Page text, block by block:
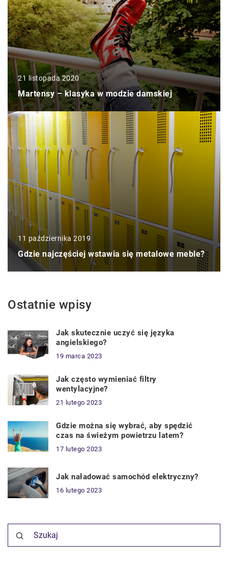
21 listopada 2020
Martensy – klasyka w modzie damskiej
11 października 2019
Gdzie najczęściej wstawia się metalowe meble?
Ostatnie wpisy
Jak skutecznie uczyć się języka
angielskiego?
19 marca 2023
Jak często wymieniać filtry
wentylacyjne?
21 lutego 2023
Gdzie można się wybrać, aby spędzić
czas na świeżym powietrzu latem?
17 lutego 2023
Jak naładować samochód elektryczny?
16 lutego 2023